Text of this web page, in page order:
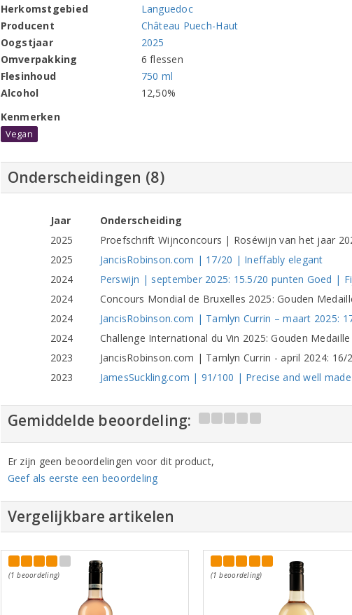
Herkomstgebied
Languedoc
Producent
Château Puech-Haut
Oogstjaar
2025
Omverpakking
6 flessen
Flesinhoud
750 ml
Alcohol
12,50%
Kenmerken
Vegan
Onderscheidingen (8)
Jaar
Onderscheiding
2025
Proefschrift Wijnconcours | Roséwijn van het jaar
2025
JancisRobinson.com | 17/20 | Ineffably elegant
2024
Perswijn | september 2025: 15.5/20 punten Goed |
2024
Concours Mondial de Bruxelles 2025: Gouden
2024
JancisRobinson.com | Tamlyn Currin – maart 2025:
2024
Challenge International du Vin 2025: Gouden Medaille
2023
JancisRobinson.com | Tamlyn Currin - april 2024:
2023
JamesSuckling.com | 91/100 | Precise and well made
Gemiddelde beoordeling:
Er zijn geen beoordelingen voor dit product,
Geef als eerste een beoordeling
Vergelijkbare artikelen
(1 beoordeling) (1 beoordeling)